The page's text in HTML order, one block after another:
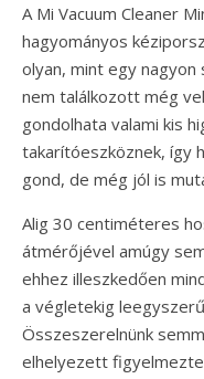
A Mi Vacuum Cleaner
hagyományos
olyan, mint egy nagyon
nem találkozott még
gondolhata valami kis
takarítóeszköznek, így
gond, de még jól is
Alig 30 centiméteres
átmérőjével amúgy
ehhez illeszkedően
a végletekig
Összeszerelnünk
elhelyezett